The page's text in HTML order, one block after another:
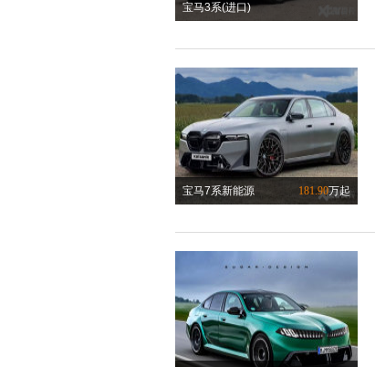
宝马3系(进口)
宝马7系新能源 181.90万起